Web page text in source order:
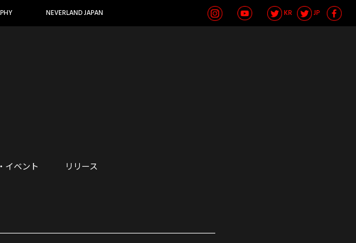
NEVERLAND JAPAN KR JP
イベント リリース